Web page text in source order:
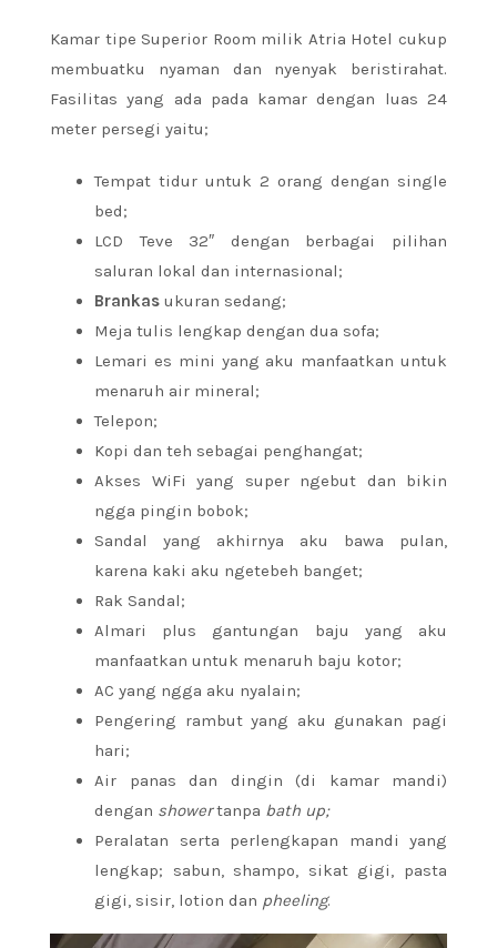
Kamar tipe Superior Room milik Atria Hotel cukup
membuatku nyaman dan nyenyak beristirahat.
Fasilitas yang ada pada kamar dengan luas 24
meter persegi yaitu;
Tempat tidur untuk 2 orang dengan single
bed;
LCD Teve 32″ dengan berbagai pilihan
saluran lokal dan internasional;
Brankas ukuran sedang;
Meja tulis lengkap dengan dua sofa;
Lemari es mini yang aku manfaatkan untuk
menaruh air mineral;
Telepon;
Kopi dan teh sebagai penghangat;
Akses WiFi yang super ngebut dan bikin
ngga pingin bobok;
Sandal yang akhirnya aku bawa pulan,
karena kaki aku ngetebeh banget;
Rak Sandal;
Almari plus gantungan baju yang aku
manfaatkan untuk menaruh baju kotor;
AC yang ngga aku nyalain;
Pengering rambut yang aku gunakan pagi
hari;
Air panas dan dingin (di kamar mandi)
dengan showertanpa bath up;
Peralatan serta perlengkapan mandi yang
lengkap; sabun, shampo, sikat gigi, pasta
gigi, sisir, lotion dan pheeling.